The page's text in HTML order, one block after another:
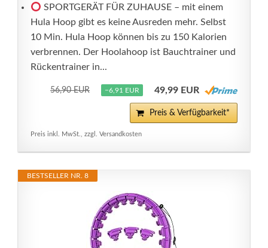
SPORTGERÄT FÜR ZUHAUSE – mit einem
Hula Hoop gibt es keine Ausreden mehr. Selbst
10 Min. Hula Hoop können bis zu 150 Kalorien
verbrennen. Der Hoolahoop ist Bauchtrainer und
Rückentrainer in...
56,90 EUR −6,91 EUR 49,99 EUR
Preis & Verfügbarkeit*
Preis inkl. MwSt., zzgl. Versandkosten
BESTSELLER NR. 8